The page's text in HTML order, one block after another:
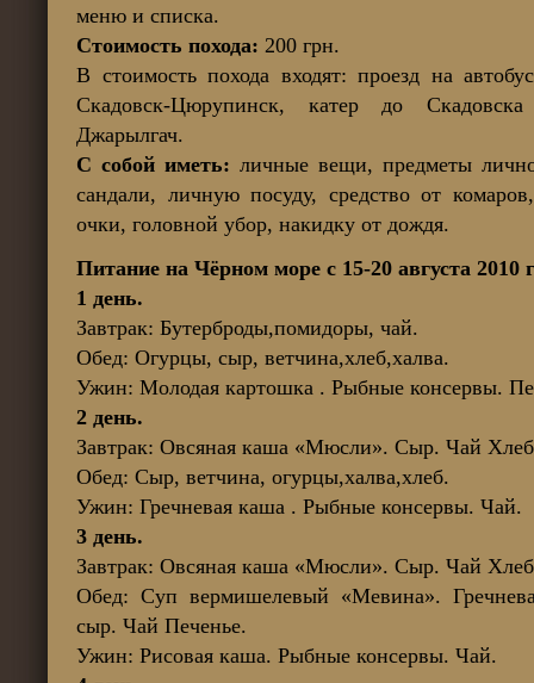
меню и списка.
Стоимость похода: 200 грн.
В стоимость похода входят: проезд на
Скадовск-Цюрупинск, катер до
Джарылгач.
С собой иметь: личные вещи, предметы
сандали, личную посуду, средство от
очки, головной убор, накидку от дождя.
Питание на Чёрном море с 15-20 августа 2010
1 день.
Завтрак: Бутерброды,помидоры, чай.
Обед: Огурцы, сыр, ветчина,хлеб,халва.
Ужин: Молодая картошка . Рыбные консервы.
2 день.
Завтрак: Овсяная каша «Мюсли». Сыр. Чай
Обед: Сыр, ветчина, огурцы,халва,хлеб.
Ужин: Гречневая каша . Рыбные консервы. Чай.
3 день.
Завтрак: Овсяная каша «Мюсли». Сыр. Чай
Обед: Суп вермишелевый «Мевина».
сыр. Чай Печенье.
Ужин: Рисовая каша. Рыбные консервы. Чай.